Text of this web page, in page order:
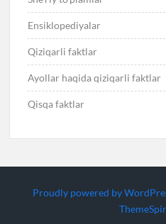
Ensiklopediyalar
Qiziqarli faktlar
Ayollar haqida qiziqarli faktlar
Qisqa faktlar
Proudly powered by